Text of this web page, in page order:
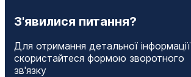
З'явилися питання?
Для отримання детальної інформації
скористайтеся формою зворотного
зв'язку